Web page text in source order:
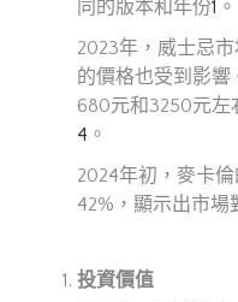
同的版本和年份1 。
2023年，威士忌
的價格也受到影響
680元和3250元左
4 。
2024年初，麥卡
42%，顯示出市場
投資價值